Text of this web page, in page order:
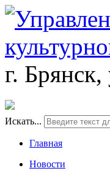
г.
Искать...
Главная
Новости